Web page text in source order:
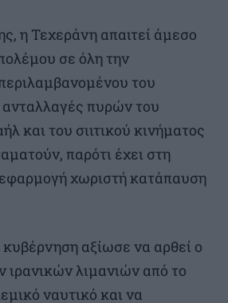
η Τεχεράνη απαιτεί άμεσο
σε όλη την
του
ανταλλαγές πυρών του
και του σιιτικού κινήματος
παρότι έχει στη
χωριστή κατάπαυση
αξίωσε να αρθεί ο
ιρανικών λιμανιών από το
ναυτικό και να